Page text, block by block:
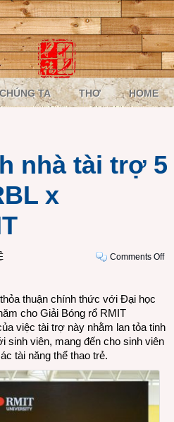
TA THƠ HOME
nhà tài trợ 5
x
Comments Offon
nhà
tài
thuận chính thức với Đại học
cho Giải Bóng rổ RMIT
việc tài trợ này nhằm lan tỏa tinh
sinh viên, mang đến cho sinh viên
tài năng thể thao trẻ.